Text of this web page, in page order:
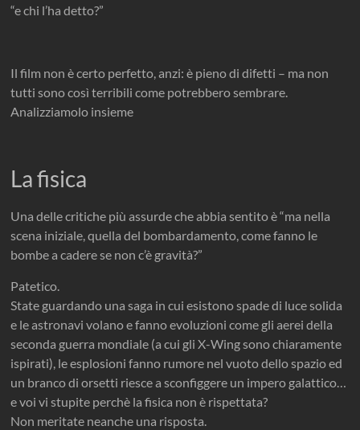
“e chi l’ha detto?”
Il film non è certo perfetto, anzi: è pieno di difetti – ma non
tutti sono così terribili come potrebbero sembrare.
Analizziamolo insieme
La fisica
Una delle critiche più assurde che abbia sentito è “ma nella
scena iniziale, quella del bombardamento, come fanno le
bombe a cadere se non c’è gravità?”
Patetico.
State guardando una saga in cui esistono spade di luce solida
e le astronavi volano e fanno evoluzioni come gli aerei della
seconda guerra mondiale (a cui gli X-Wing sono chiaramente
ispirati), le esplosioni fanno rumore nel vuoto dello spazio ed
un branco di orsetti riesce a sconfiggere un impero galattico…
e voi vi stupite perchè la fisica non è rispettata?
Non meritate neanche una risposta.